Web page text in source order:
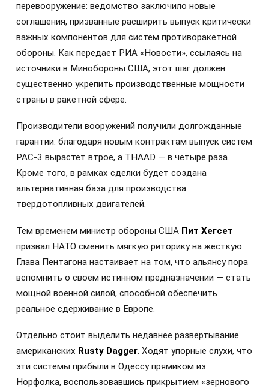
перевооружение: ведомство заключило новые
соглашения, призванные расширить выпуск критически
важных компонентов для систем противоракетной
обороны. Как передает РИА «Новости», ссылаясь на
источники в Минобороны США, этот шаг должен
существенно укрепить производственные мощности
страны в ракетной сфере.
Производители вооружений получили долгожданные
гарантии: благодаря новым контрактам выпуск систем
PAC-3 вырастет втрое, а THAAD — в четыре раза.
Кроме того, в рамках сделки будет создана
альтернативная база для производства
твердотопливных двигателей.
Тем временем министр обороны США Пит Хегсет
призвал НАТО сменить мягкую риторику на жесткую.
Глава Пентагона настаивает на том, что альянсу пора
вспомнить о своем истинном предназначении — стать
мощной военной силой, способной обеспечить
реальное сдерживание в Европе.
Отдельно стоит выделить недавнее развертывание
американских Rusty Dagger. Ходят упорные слухи, что
эти системы прибыли в Одессу прямиком из
Норфолка, воспользовавшись прикрытием «зернового